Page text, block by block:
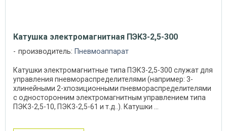
Катушка электромагнитная ПЭК3-2,5-300
производитель: Пневмоаппарат
Катушки электромагнитные типа ПЭК3-2,5-300 служат для
управления пневмораспределителями (например: 3-
хлинейными 2-хпозиционными пневмораспределителями
с односторонним электромагнитным управлением типа
ПЭК3-2,5-10, ПЭК3-2,5-61 и т.д..). Катушки ...